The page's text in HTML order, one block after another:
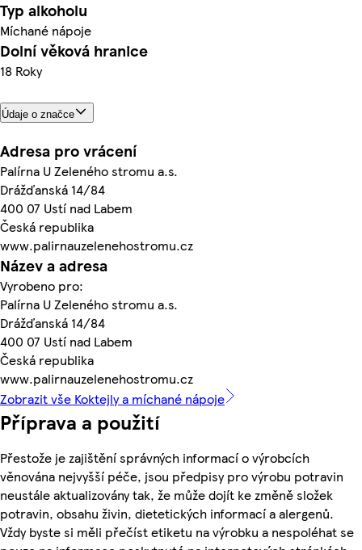
Typ alkoholu
Míchané nápoje
Dolní věková hranice
18 Roky
Údaje o značce
Adresa pro vrácení
Palírna U Zeleného stromu a.s.
Drážďanská 14/84
400 07 Ustí nad Labem
Česká republika
www.palirnauzelenehostromu.cz
Název a adresa
Vyrobeno pro:
Palírna U Zeleného stromu a.s.
Drážďanská 14/84
400 07 Ustí nad Labem
Česká republika
www.palirnauzelenehostromu.cz
Zobrazit vše Koktejly a míchané nápoje
Příprava a použití
Přestože je zajištění správných informací o výrobcích
věnována nejvyšší péče, jsou předpisy pro výrobu potravin
neustále aktualizovány tak, že může dojít ke změně složek
potravin, obsahu živin, dietetických informací a alergenů.
Vždy byste si měli přečíst etiketu na výrobku a nespoléhat se